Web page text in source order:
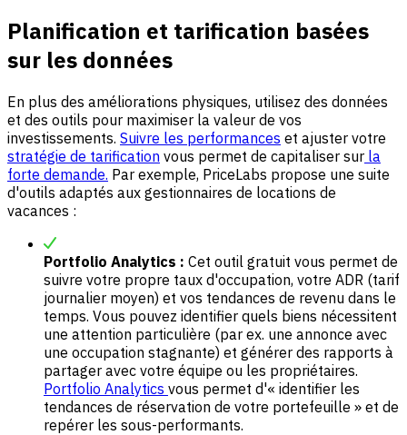
Planification et tarification basées
sur les données
En plus des améliorations physiques, utilisez des données
et des outils pour maximiser la valeur de vos
investissements. Suivre les performances et ajuster votre
stratégie de tarification vous permet de capitaliser sur la
forte demande. Par exemple, PriceLabs propose une suite
d'outils adaptés aux gestionnaires de locations de
vacances :
Portfolio Analytics : Cet outil gratuit vous permet de
suivre votre propre taux d'occupation, votre ADR (tarif
journalier moyen) et vos tendances de revenu dans le
temps. Vous pouvez identifier quels biens nécessitent
une attention particulière (par ex. une annonce avec
une occupation stagnante) et générer des rapports à
partager avec votre équipe ou les propriétaires.
Portfolio Analytics vous permet d'« identifier les
tendances de réservation de votre portefeuille » et de
repérer les sous-performants.